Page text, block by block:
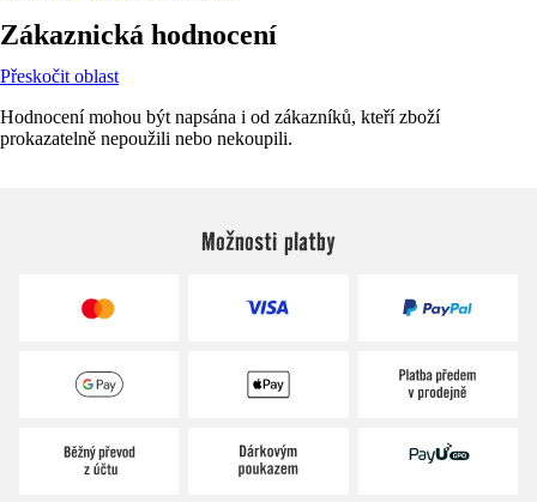
Zákaznická hodnocení
Přeskočit oblast
Hodnocení mohou být napsána i od zákazníků, kteří zboží
prokazatelně nepoužili nebo nekoupili.
Možnosti platby